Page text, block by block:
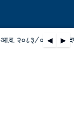
◀ ▶
आ.व. २०८३/०८४ को